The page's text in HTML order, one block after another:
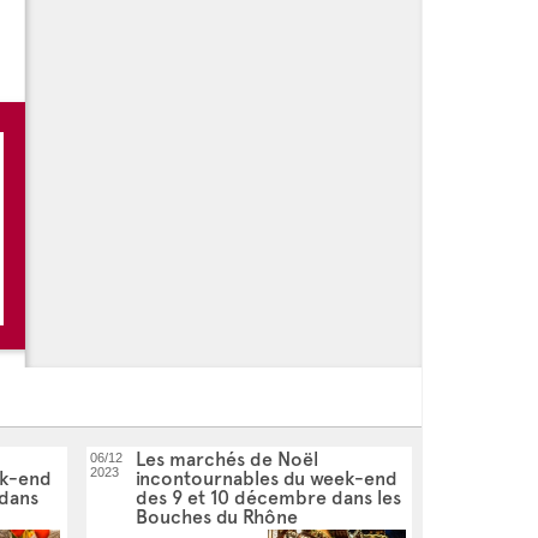
end
06/12
2023
Les marchés de Noël
incontournables du week-end
des 9 et 10 décembre dans les
Bouches du Rhône